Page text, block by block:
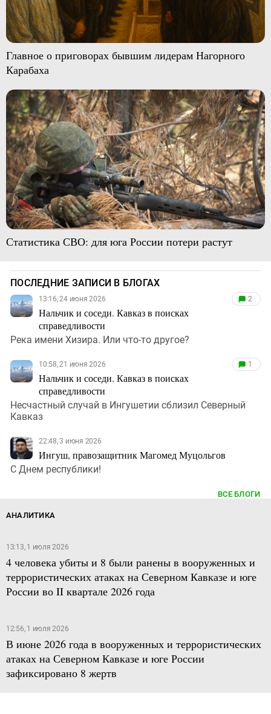
Главное о приговорах бывшим лидерам Нагорного
Карабаха
Статистика СВО: для юга России потери растут
ПОСЛЕДНИЕ ЗАПИСИ В БЛОГАХ
13:16, 24 июня 2026
Нальчик и соседи. Кавказ в поисках
справедливости
2
Река имени Хизира. Или что-то другое?
10:58, 21 июня 2026
Нальчик и соседи. Кавказ в поисках
справедливости
1
Несчастный случай в Ингушетии сблизил Северный
Кавказ
22:48, 3 июня 2026
Ингуш, правозащитник Магомед Муцольгов
С Днем республики!
ВСЕ БЛОГИ
АНАЛИТИКА
13:13, 1 июля 2026
4 человека убиты и 8 были ранены в вооруженных и
террористических атаках на Северном Кавказе и юге
России во II квартале 2026 года
12:56, 1 июля 2026
В июне 2026 года в вооруженных и террористических
атаках на Северном Кавказе и юге России
зафиксировано 8 жертв